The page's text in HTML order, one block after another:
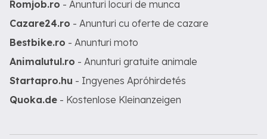
Romjob.ro - Anunturi locuri de munca
Cazare24.ro - Anunturi cu oferte de cazare
Bestbike.ro - Anunturi moto
Animalutul.ro - Anunturi gratuite animale
Startapro.hu - Ingyenes Apróhirdetés
Quoka.de - Kostenlose Kleinanzeigen